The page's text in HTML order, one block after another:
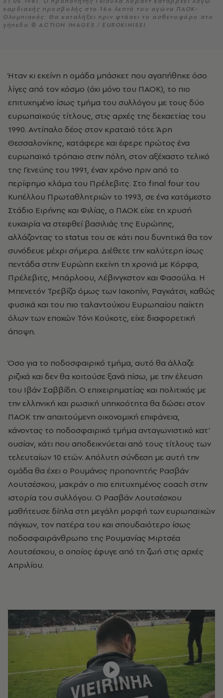
καρδιακής προσβολής στο 16ο λεπτό του αγώνα ΠΑΟΚ-
Ολυμπιακός. Θα καταλήξει πριν φτάσει το ασθενοφόρο στο
γήπεδο © ACTION IMAGES / EUROKINISSI
Ήταν κι εκείνη η ομάδα μπάσκετ που αγαπήθηκε όσο
λίγες από τον κόσμο (όχι μόνο του ΠΑΟΚ), το πιο
επιτυχημένο ίσως τμήμα του συλλόγου με τους δύο
ευρωπαϊκούς τίτλους, στις αρχές της δεκαετίας του
1990. Αντίπαλο δέος στον κραταιό τότε Άρη
Θεσσαλονίκης, κατάφερε και έφερε πρώτος ένα
ευρωπαϊκό τρόπαιο στην πόλη, στον αξέχαστο τελικό
της Γενεύης του 1991, έναν χρόνο πριν από το
περίφημο κλάμα του Πρέλεβιτς. Στο final four του
Κυπέλλου Πρωταθλητριών το 1993, σε ένα κατάμεστο
Στάδιο Ειρήνης και Φιλίας, ο ΠΑΟΚ είχε τη χρυσή
ευκαιρία να στεφθεί βασιλιάς της Ευρώπης,
αλλάζοντας το status του σε κάτι που δυνητικά θα τον
συνόδευε μέχρι σήμερα. Διέθετε την καλύτερη ίσως
πεντάδα στην Ευρώπη εκείνη τη χρονιά με Κόρφα,
Πρέλεβιτς, Μπάρλοου, Λέβινγκστον και Φασούλα. Η
Μπενετόν Τρεβίζο όμως των Ιακοπίνι, Ραγκάτσι, καθώς
φυσικά και του πιο ταλαντούχου Ευρωπαίου παίκτη
όλων των εποχών Τόνι Κούκοτς, είχε διαφορετική
άποψη.
Όσο για το ποδοσφαιρικό τμήμα, αυτό θα άλλαζε
ριζικά και δεν θα κοιτούσε ξανά πίσω, με την έλευση
του Ιβάν Σαββίδη. Ο επιχειρηματίας και πολιτικός με
την ελληνική και ρωσική υπηκοότητα θα δώσει στον
ΠΑΟΚ την απαιτούμενη οικονομική επιφάνεια,
κάνοντας το ποδοσφαιρικό τμήμα ανταγωνιστικό κατ'
ουσίαν, κάτι που αποδεικνύεται από τους τίτλους των
τελευταίων 10 ετών. Απόλυτη σύνδεση με αυτή την
ομάδα θα έχει ο Ρουμάνος προπονητής Ρασβάν
Λουτσέσκου, μακράν ο πιο επιτυχημένος coach στην
ιστορία του συλλόγου. Ο Ρασβάν Λουτσέσκου
μαθήτευσε δίπλα στη μεγάλη μορφή των ευρωπαϊκών
πάγκων, τον πατέρα του και σπουδαιότερο ίσως
ποδοσφαιράνθρωπο της Ρουμανίας Μιρτσέα
Λουτσέσκου, ο οποίος έφυγε από τη ζωή στις αρχές
Απριλίου.